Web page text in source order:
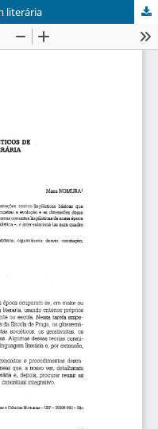
literária